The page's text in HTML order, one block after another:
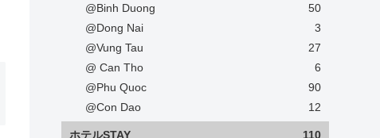
@Binh Duong
50
@Dong Nai
3
@Vung Tau
27
@ Can Tho
6
@Phu Quoc
90
@Con Dao
12
ホテルSTAY 110